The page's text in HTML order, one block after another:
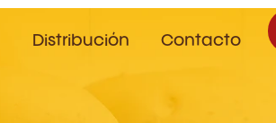
Distribución Contacto